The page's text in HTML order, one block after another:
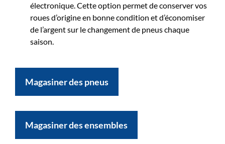
électronique. Cette option permet de conserver vos
roues d’origine en bonne condition et d’économiser
de l’argent sur le changement de pneus chaque
saison.
Magasiner des pneus
Magasiner des ensembles